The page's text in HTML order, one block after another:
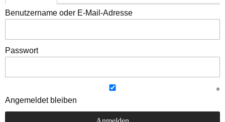
Benutzername oder E-Mail-Adresse
Passwort
Angemeldet bleiben